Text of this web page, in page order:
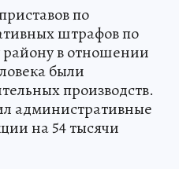
по
штрафов по
району в отношении
были
производств.
административные
на 54 тысячи